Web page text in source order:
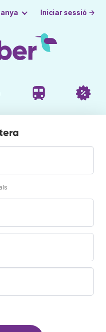
Iniciar sessió →